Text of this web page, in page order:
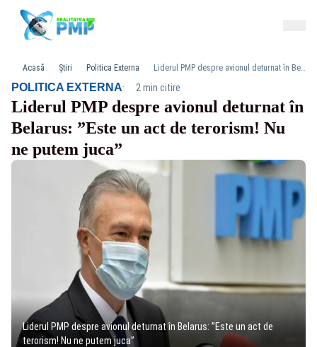
Acasă Știri Politica Externa Liderul PMP despre avionul deturnat în Belarus: ”Este un act de terorism! Nu ne putem juca”
POLITICA EXTERNA· 2 min citire
Liderul PMP despre avionul deturnat în
Belarus: ”Este un act de terorism! Nu
ne putem juca”
Liderul PMP despre avionul deturnat în Belarus: ”Este un act de
terorism! Nu ne putem juca”